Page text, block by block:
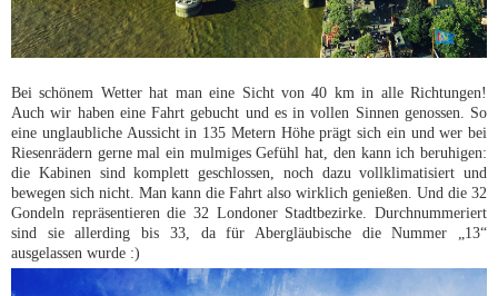
Bei schönem Wetter hat man eine Sicht von 40 km in alle Richtungen!
Auch wir haben eine Fahrt gebucht und es in vollen Sinnen genossen. So
eine unglaubliche Aussicht in 135 Metern Höhe prägt sich ein und wer bei
Riesenrädern gerne mal ein mulmiges Gefühl hat, den kann ich beruhigen:
die Kabinen sind komplett geschlossen, noch dazu vollklimatisiert und
bewegen sich nicht. Man kann die Fahrt also wirklich genießen. Und die 32
Gondeln repräsentieren die 32 Londoner Stadtbezirke. Durchnummeriert
sind sie allerding bis 33, da für Abergläubische die Nummer „13“
ausgelassen wurde :)